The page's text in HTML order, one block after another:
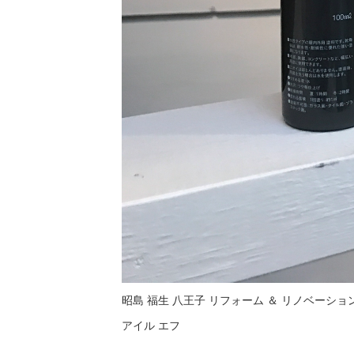
昭島 福生 八王子 リフォーム ＆ リノベーショ
アイル エフ